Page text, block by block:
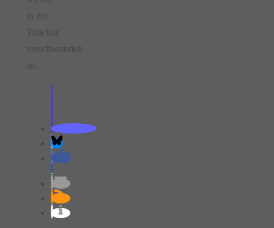
in der
Timeline
verschwunden
ist.